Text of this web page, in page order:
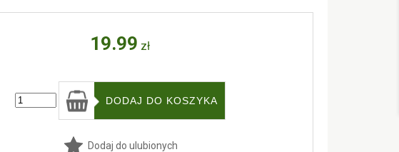
19.99 zł
Dodaj do ulubionych